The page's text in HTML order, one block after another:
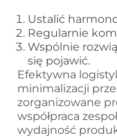
Ustalić
Regularnie
Wspólnie
się pojawić.
Efektywna
minimalizacji
zorganizowane
współpraca
wydajność